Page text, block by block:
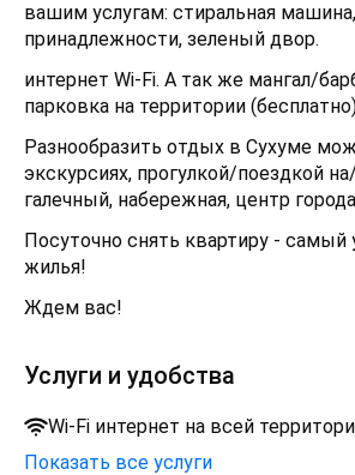
вашим услугам: стиральная
принадлежности, зеленый двор.
интернет Wi-Fi. А так же мангал/
парковка на территории
Разнообразить отдых в Сухуме
экскурсиях, прогулкой/поездкой
галечный, набережная, центр
Посуточно снять квартиру - самый
жилья!
Ждем вас!
Услуги и удобства
Wi-Fi интернет на всей
Показать все услуги